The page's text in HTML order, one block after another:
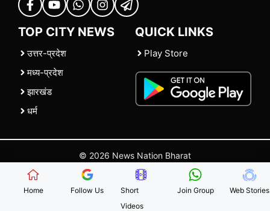
TOP CITY NEWS
उत्तर-प्रदेश
मध्य-प्रदेश
झारखंड
धर्म
QUICK LINKS
Play Store
© 2026 News Nation Bharat
| |Contact Us |Policies Terms and Conditions
Home Follow Us
Short
Videos
Join Group Web Stories